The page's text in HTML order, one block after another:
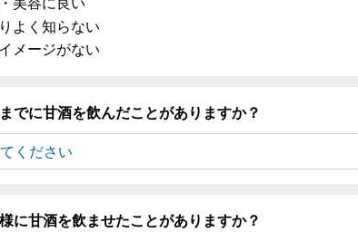
よく知らない
メージがない
でに甘酒を飲んだことがありますか？
に甘酒を飲ませたことがありますか？